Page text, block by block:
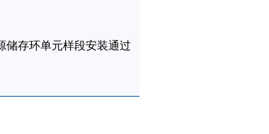
储存环单元样段安装通过